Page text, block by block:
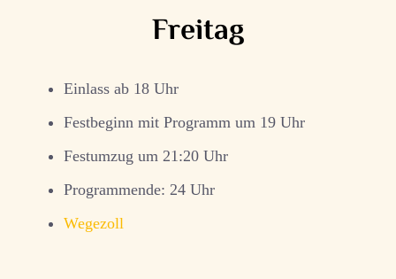
Freitag
Einlass ab 18 Uhr
Festbeginn mit Programm um 19 Uhr
Festumzug um 21:20 Uhr
Programmende: 24 Uhr
Wegezoll